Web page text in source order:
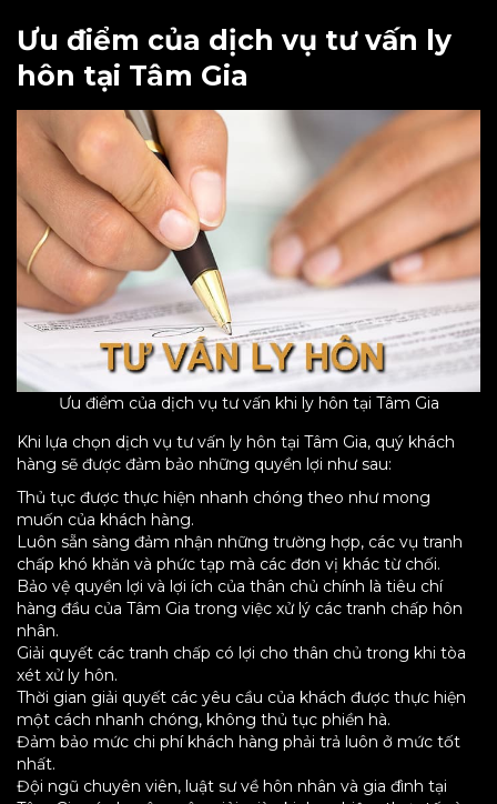
Ưu điểm của dịch vụ tư vấn ly
hôn tại Tâm Gia
Ưu điểm của dịch vụ tư vấn khi ly hôn tại Tâm Gia
Khi lựa chọn dịch vụ tư vấn ly hôn tại Tâm Gia, quý khách
hàng sẽ được đảm bảo những quyền lợi như sau:
Thủ tục được thực hiện nhanh chóng theo như mong
muốn của khách hàng.
Luôn sẵn sàng đảm nhận những trường hợp, các vụ tranh
chấp khó khăn và phức tạp mà các đơn vị khác từ chối.
Bảo vệ quyền lợi và lợi ích của thân chủ chính là tiêu chí
hàng đầu của Tâm Gia trong việc xử lý các tranh chấp hôn
nhân.
Giải quyết các tranh chấp có lợi cho thân chủ trong khi tòa
xét xử ly hôn.
Thời gian giải quyết các yêu cầu của khách được thực hiện
một cách nhanh chóng, không thủ tục phiền hà.
Đảm bảo mức chi phí khách hàng phải trả luôn ở mức tốt
nhất.
Đội ngũ chuyên viên, luật sư về hôn nhân và gia đình tại